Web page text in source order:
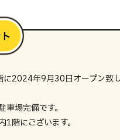
に2024年9月30日オープン致
車場完備です。
1階にございます。